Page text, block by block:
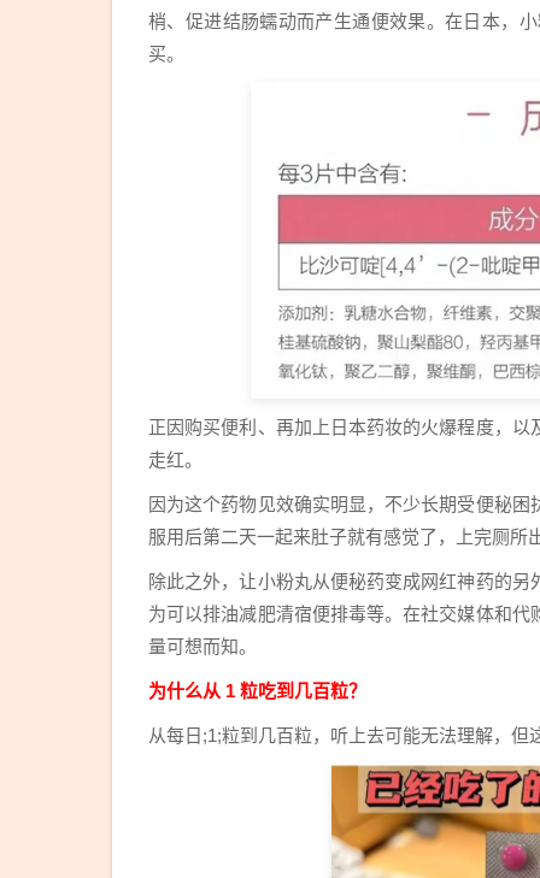
梢、促进结肠蠕动而产生通便效果。在日本，
买。
正因购买便利、再加上日本药妆的火爆程度，
走红。
因为这个药物见效确实明显，不少长期受便秘
服用后第二天一起来肚子就有感觉了，上完厕
除此之外，让小粉丸从便秘药变成网红神药的
为可以排油减肥清宿便排毒等。在社交媒体和
量可想而知。
为什么从 1 粒吃到几百粒？
从每日;1;粒到几百粒，听上去可能无法理解，但